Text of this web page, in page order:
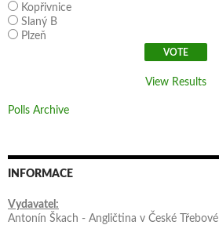
Kopřivnice
Slaný B
Plzeň
View Results
Polls Archive
INFORMACE
Vydavatel:
Antonín Škach - Angličtina v České Třebové